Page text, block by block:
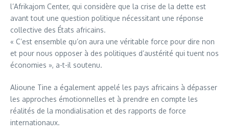
l’Afrikajom Center, qui considère que la crise de la dette est
avant tout une question politique nécessitant une réponse
collective des États africains.
« C’est ensemble qu’on aura une véritable force pour dire non
et pour nous opposer à des politiques d’austérité qui tuent nos
économies », a-t-il soutenu.
Alioune Tine a également appelé les pays africains à dépasser
les approches émotionnelles et à prendre en compte les
réalités de la mondialisation et des rapports de force
internationaux.